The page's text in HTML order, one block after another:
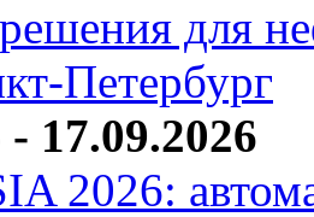
для
Петербург
- 17.09.2026
2026: